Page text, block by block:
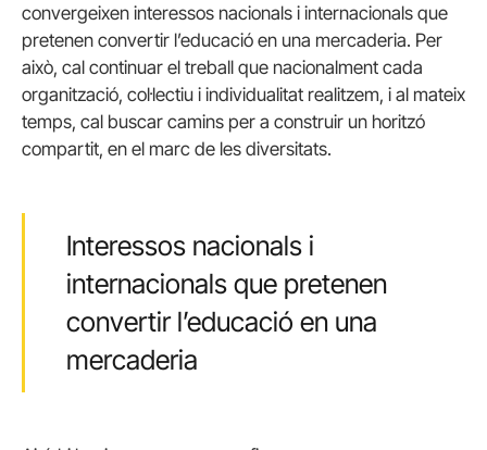
convergeixen interessos nacionals i internacionals que
pretenen convertir l’educació en una mercaderia. Per
això, cal continuar el treball que nacionalment cada
organització, col·lectiu i individualitat realitzem, i al mateix
temps, cal buscar camins per a construir un horitzó
compartit, en el marc de les diversitats.
Interessos nacionals i
internacionals que pretenen
convertir l’educació en una
mercaderia